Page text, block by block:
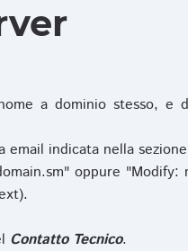
a dominio stesso, e
indicata nella sezione
oppure "Modify:
Contatto Tecnico.